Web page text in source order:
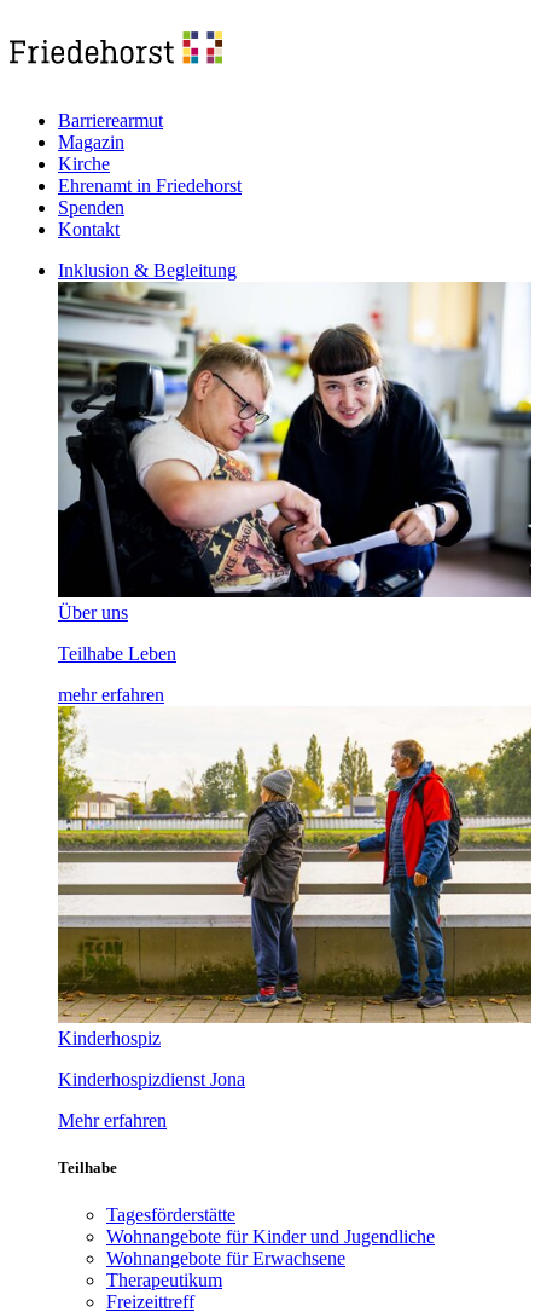
Barrierearmut
Magazin
Kirche
Ehrenamt in Friedehorst
Spenden
Kontakt
Inklusion & Begleitung
Über uns
Teilhabe Leben
mehr erfahren
Kinderhospiz
Kinderhospizdienst Jona
Mehr erfahren
Teilhabe
Tagesförderstätte
Wohnangebote für Kinder und Jugendliche
Wohnangebote für Erwachsene
Therapeutikum
Freizeittreff